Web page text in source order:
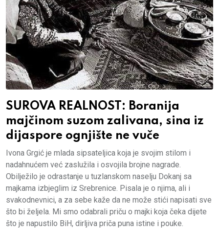
SUROVA REALNOST: Boranija
majčinom suzom zalivana, sina iz
dijaspore ognjište ne vuče
Ivona Grgić je mlada sipsateljica koja je svojim stilom i
nadahnućem već zaslužila i osvojila brojne nagrade.
Obilježilo je odrastanje u tuzlanskom naselju Dokanj sa
majkama izbjeglim iz Srebrenice. Pisala je o njima, ali i
svakodnevnici, a za sebe kaže da ne može stići napisati sve
što bi željela. Mi smo odabrali priču o majki koja čeka dijete
što je napustilo BiH, dirljiva priča puna istine i pouke.